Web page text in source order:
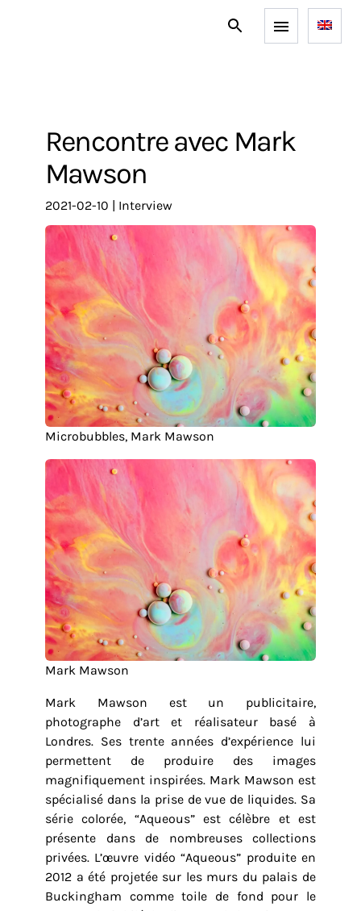
Rencontre avec Mark
Mawson
2021-02-10 | interview
Microbubbles, Mark Mawson
Mark Mawson
Mark Mawson est un publicitaire,
photographe d’art et réalisateur basé à
Londres. Ses trente années d’expérience lui
permettent de produire des images
magnifiquement inspirées. Mark Mawson est
spécialisé dans la prise de vue de liquides. Sa
série colorée, “Aqueous” est célèbre et est
présente dans de nombreuses collections
privées. L’œuvre vidéo “Aqueous” produite en
2012 a été projetée sur les murs du palais de
Buckingham comme toile de fond pour le